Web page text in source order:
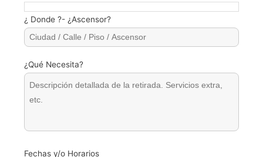
¿ Donde ?- ¿Ascensor?
¿Qué Necesita?
Fechas y/o Horarios